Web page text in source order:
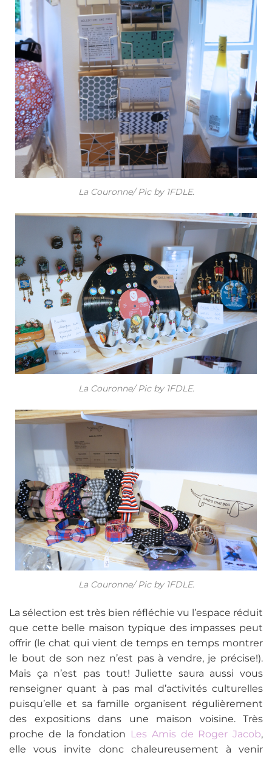
La Couronne/ Pic by 1FDLE.
La Couronne/ Pic by 1FDLE.
La Couronne/ Pic by 1FDLE.
La sélection est très bien réfléchie vu l’espace réduit
que cette belle maison typique des impasses peut
offrir (le chat qui vient de temps en temps montrer
le bout de son nez n’est pas à vendre, je précise!).
Mais ça n’est pas tout! Juliette saura aussi vous
renseigner quant à pas mal d’activités culturelles
puisqu’elle et sa famille organisent régulièrement
des expositions dans une maison voisine. Très
proche de la fondation Les Amis de Roger Jacob,
elle vous invite donc chaleureusement à venir